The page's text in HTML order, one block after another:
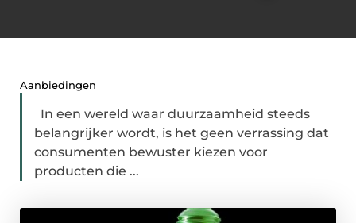
Aanbiedingen
In een wereld waar duurzaamheid steeds
belangrijker wordt, is het geen verrassing dat
consumenten bewuster kiezen voor
producten die ...